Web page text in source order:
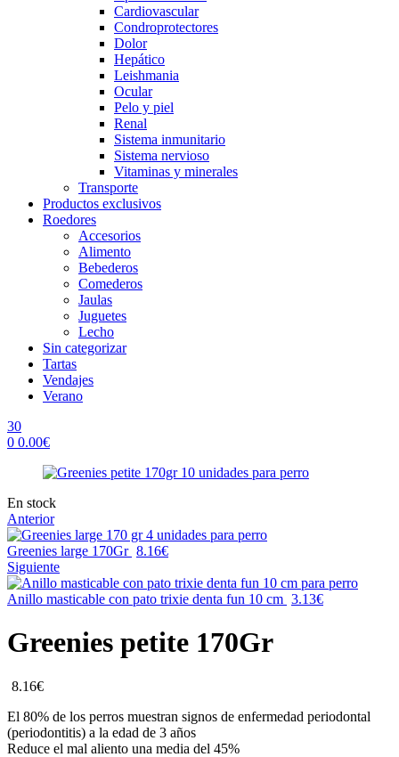
Cardiovascular
Condroprotectores
Dolor
Hepático
Leishmania
Ocular
Pelo y piel
Renal
Sistema inmunitario
Sistema nervioso
Vitaminas y minerales
Transporte
Productos exclusivos
Roedores
Accesorios
Alimento
Bebederos
Comederos
Jaulas
Juguetes
Lecho
Sin categorizar
Tartas
Vendajes
Verano
30
0 0.00€
Availability:
En stock
Anterior
Greenies large 170Gr 8.16€
Siguiente
Anillo masticable con pato trixie denta fun 10 cm 3.13€
Greenies petite 170Gr
8.16€
El 80% de los perros muestran signos de enfermedad periodontal
(periodontitis) a la edad de 3 años
Reduce el mal aliento una media del 45%